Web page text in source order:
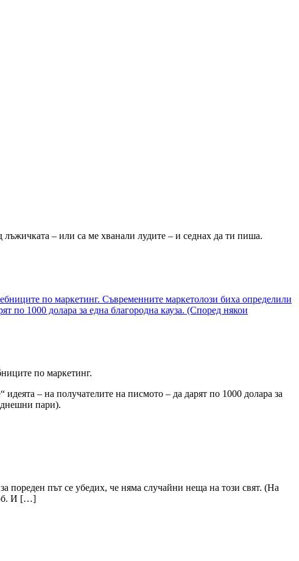
– или са ме хванали лудите – и седнах да ти пиша.
по маркетинг.
– на получателите на писмото – да дарят по 1000 долара за
днешни пари).
път се убедих, че няма случайни неща на този свят. (На
И […]